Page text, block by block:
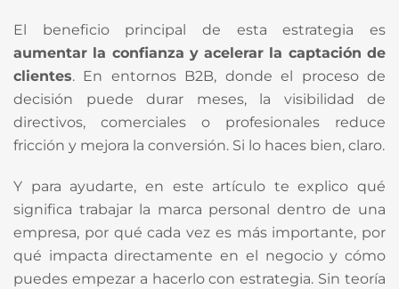
El beneficio principal de esta estrategia es
aumentar la confianza y acelerar la captación de
clientes. En entornos B2B, donde el proceso de
decisión puede durar meses, la visibilidad de
directivos, comerciales o profesionales reduce
fricción y mejora la conversión. Si lo haces bien, claro.
Y para ayudarte, en este artículo te explico qué
significa trabajar la marca personal dentro de una
empresa, por qué cada vez es más importante, por
qué impacta directamente en el negocio y cómo
puedes empezar a hacerlo con estrategia. Sin teoría